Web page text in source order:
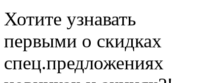
Хотите узнавать
первыми о скидках
спец.предложениях